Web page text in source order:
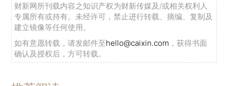
财新网所刊载内容之知识产权为财新传媒及/或相关权利人
专属所有或持有。未经许可，禁止进行转载、摘编、复制及
建立镜像等任何使用。
如有意愿转载，请发邮件至hello@caixin.com ，获得书面
确认及授权后，方可转载。